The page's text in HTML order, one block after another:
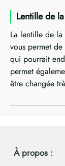
Lentille de
La lentille de
vous permet
qui pourrait
permet
être changée
À propos :